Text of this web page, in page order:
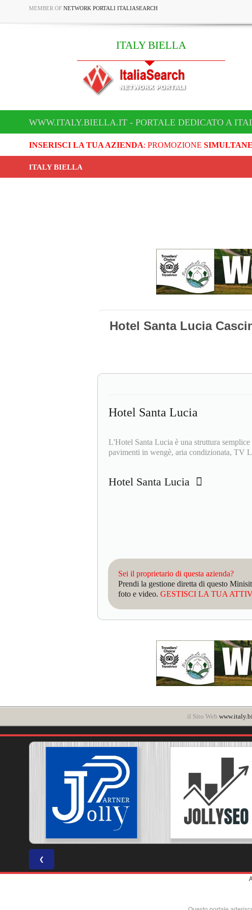
MEMBER OF NETWORK PORTALI ITALIASEARCH
ITALY BIELLA
WWW.ITALY.BIELLA.IT - PORTALE DEDICATO A
INSERISCI LA TUA AZIENDA: PROMOZIONE
ITALY BIELLA
Hotel Santa Lucia
Hotel Santa Lucia
L'Hotel Santa Lucia è una struttura
pavimenti in wengè, aria condizionata, TV
Hotel Santa Lucia
Sei il proprietario di questa azienda?
Prendi la gestione diretta di questo
foto e video. GESTISCI LA TUA
il Sito Web
❮